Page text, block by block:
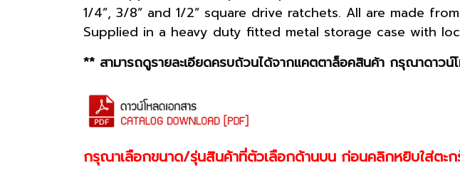
1/4”, 3/8” and 1/2” square drive ratchets. All are made
Supplied in a heavy duty fitted metal storage case with
** สามารถดูรายละเอียดครบถ้วนได้จากแคตตาล็อคสินค้า กรุณาดาว
กรุณาเลือกขนาด/รุ่นสินค้าที่ตัวเลือกด้านบน ก่อนคลิกหยิบใส่ตะก